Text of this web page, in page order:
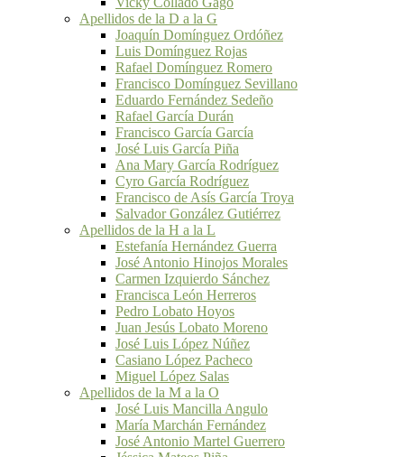
Apellidos de la D a la G
Joaquín Domínguez Ordóñez
Luis Domínguez Rojas
Rafael Domínguez Romero
Francisco Domínguez Sevillano
Eduardo Fernández Sedeño
Rafael García Durán
Francisco García García
José Luis García Piña
Ana Mary García Rodríguez
Cyro García Rodríguez
Francisco de Asís García Troya
Salvador González Gutiérrez
Apellidos de la H a la L
Estefanía Hernández Guerra
José Antonio Hinojos Morales
Carmen Izquierdo Sánchez
Francisca León Herreros
Pedro Lobato Hoyos
Juan Jesús Lobato Moreno
José Luis López Núñez
Casiano López Pacheco
Miguel López Salas
Apellidos de la M a la O
José Luis Mancilla Angulo
María Marchán Fernández
José Antonio Martel Guerrero